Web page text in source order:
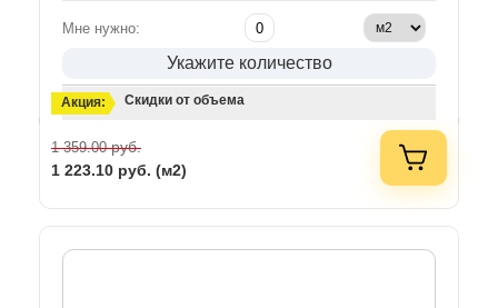
Мне нужно:
Укажите количество
Акция: Скидки от объема
1 359.00руб.
1 223.10 руб. (м2)